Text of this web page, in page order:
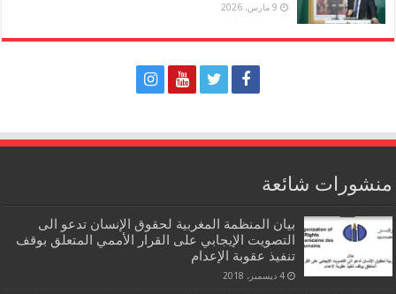
9 مارس، 2026
منشورات شائعة
بيان المنظمة المغربية لحقوق الإنسان تدعو الى
التصويت الإيجابي على القرار الأممي المتعلق بوقف
تنفيذ عقوبة الإعدام
4 ديسمبر، 2018